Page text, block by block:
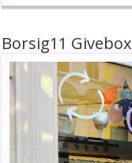
Borsig11 Givebox